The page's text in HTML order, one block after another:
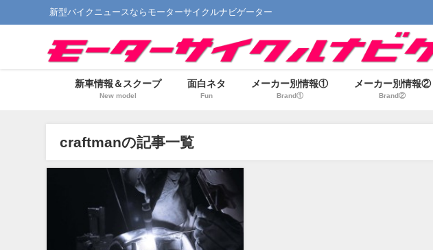
新型バイクニュースならモーターサイクルナビゲーター
新車情報＆スクープ
New model
面白ネタ
Fun
メーカー別情報①
Brand①
メーカー別情報②
Brand②
craftmanの記事一覧